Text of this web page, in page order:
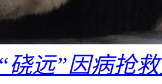
硗远”因病抢